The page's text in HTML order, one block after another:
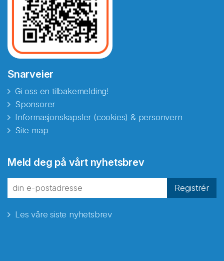
Snarveier
Gi oss en tilbakemelding!
Sponsorer
Informasjonskapsler (cookies) & personvern
Site map
Meld deg på vårt nyhetsbrev
Registrér
Les våre siste nyhetsbrev
fra Norecopa